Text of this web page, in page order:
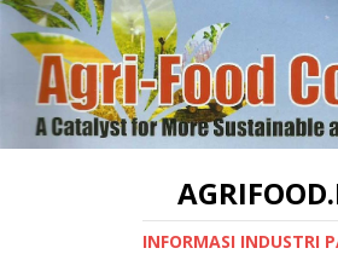
INFORMASI INDUSTRI